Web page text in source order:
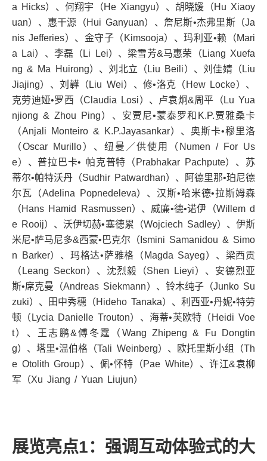
a Hicks）、何翔宇（ He Xiangyu）、胡晓媛（ Hu Xiaoy
uan）、惠干源（ Hui Ganyuan）、詹尼斯•杰弗里斯（Ja
nis Jefferies）、金守子（ Kimsooja）、玛利亚•赖（ Mari
a Lai）、李磊（ Li Lei）、梁雪芳&马惠荣（ Liang Xuefa
ng & Ma Huirong）、刘北立（ Liu Beili ）、刘佳婧（ Liu
Jiajing）、刘韡（ Liu Wei）、修•洛克（ Hew Locke）、
克劳迪娅•罗西（Claudia Losi ）、卢袁炯&周平（ Lu Yua
njiong & Zhou Ping ）、安贾尼•蒙泰罗和 K.P. 贾雅桑卡
（Anjali Monteiro & K.P.Jayasankar）、奥斯卡•穆里洛
（ Oscar Murillo ）、纽曼／供使用（ Numen / For Us
e）、普拉巴卡• 帕克普特（ Prabhakar Pachpute）、苏
蒂尔•帕特沃丹（Sudhir Patwardhan）、阿德里那•珀尼德
尔瓦（Adelina Popnedeleva）、汉斯•哈米德•拉斯姆森
（ Hans Hamid Rasmussen）、威廉•德•诺伊（Willem d
e Rooij）、沃伊切赫•塞德累（Wojciech Sadley）、伊斯
米尼•萨马尼多&西蒙•巴克尔（ Ismini Samanidou & Simo
n Barker）、玛格达•萨雅格（ Magda Sayeg ）、梁西贡
（ Leang Seckon ）、沈烈毅（Shen Lieyi ）、安德烈亚
斯•席克曼（Andreas Siekmann ）、铃木纯子（Junko Su
zuki）、田中秀穗（ Hideho Tanaka）、利西亚•丹妮•特劳
顿（ Lycia Danielle Trouton）、海蒂•芙欧特（ Heidi Voe
t）、王志鹏&傅冬霆（ Wang Zhipeng & Fu Dongtin
g）、塔里•温伯格（Tali Weinberg）、欧托里斯小组（Th
e Otolith Group）、佩•怀特（ Pae White）、许江&袁柳
军（Xu Jiang / Yuan Liujun）
展览亮点1：强调互动体验式的大